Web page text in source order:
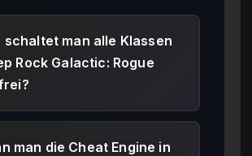
schaltet man alle Klassen
Rock Galactic: Rogue
man die Cheat Engine in